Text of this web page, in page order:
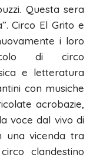
Questa sera
Circo El Grito e
i loro
di circo
e letteratura
con musiche
acrobazie,
voce dal vivo di
una vicenda tra
clandestino